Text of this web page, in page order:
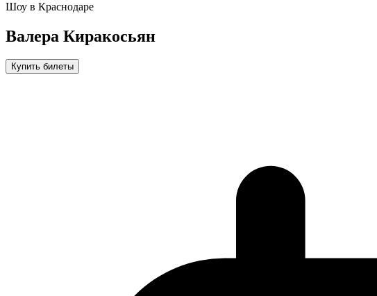
Шоу в Краснодаре
Валера Киракосьян
Купить билеты